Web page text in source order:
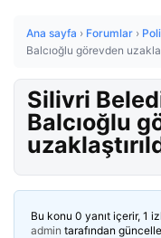
Ana sayfa › Forumlar ›
Balcıoğlu görevden
Silivri
Balcıoğlu
Bu konu 0 yanıt içerir, 1
admin tarafından